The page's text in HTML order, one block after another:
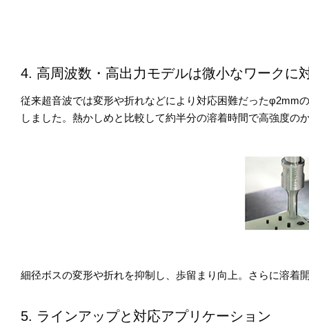
4. 高周波数・高出力モデルは微小なワークに
従来超音波では変形や折れなどにより対応困難だったφ2mm
しました。熱かしめと比較して約半分の溶着時間で高強度の
細径ボスの変形や折れを抑制し、歩留まり向上。さらに溶着
5. ラインアップと対応アプリケーション